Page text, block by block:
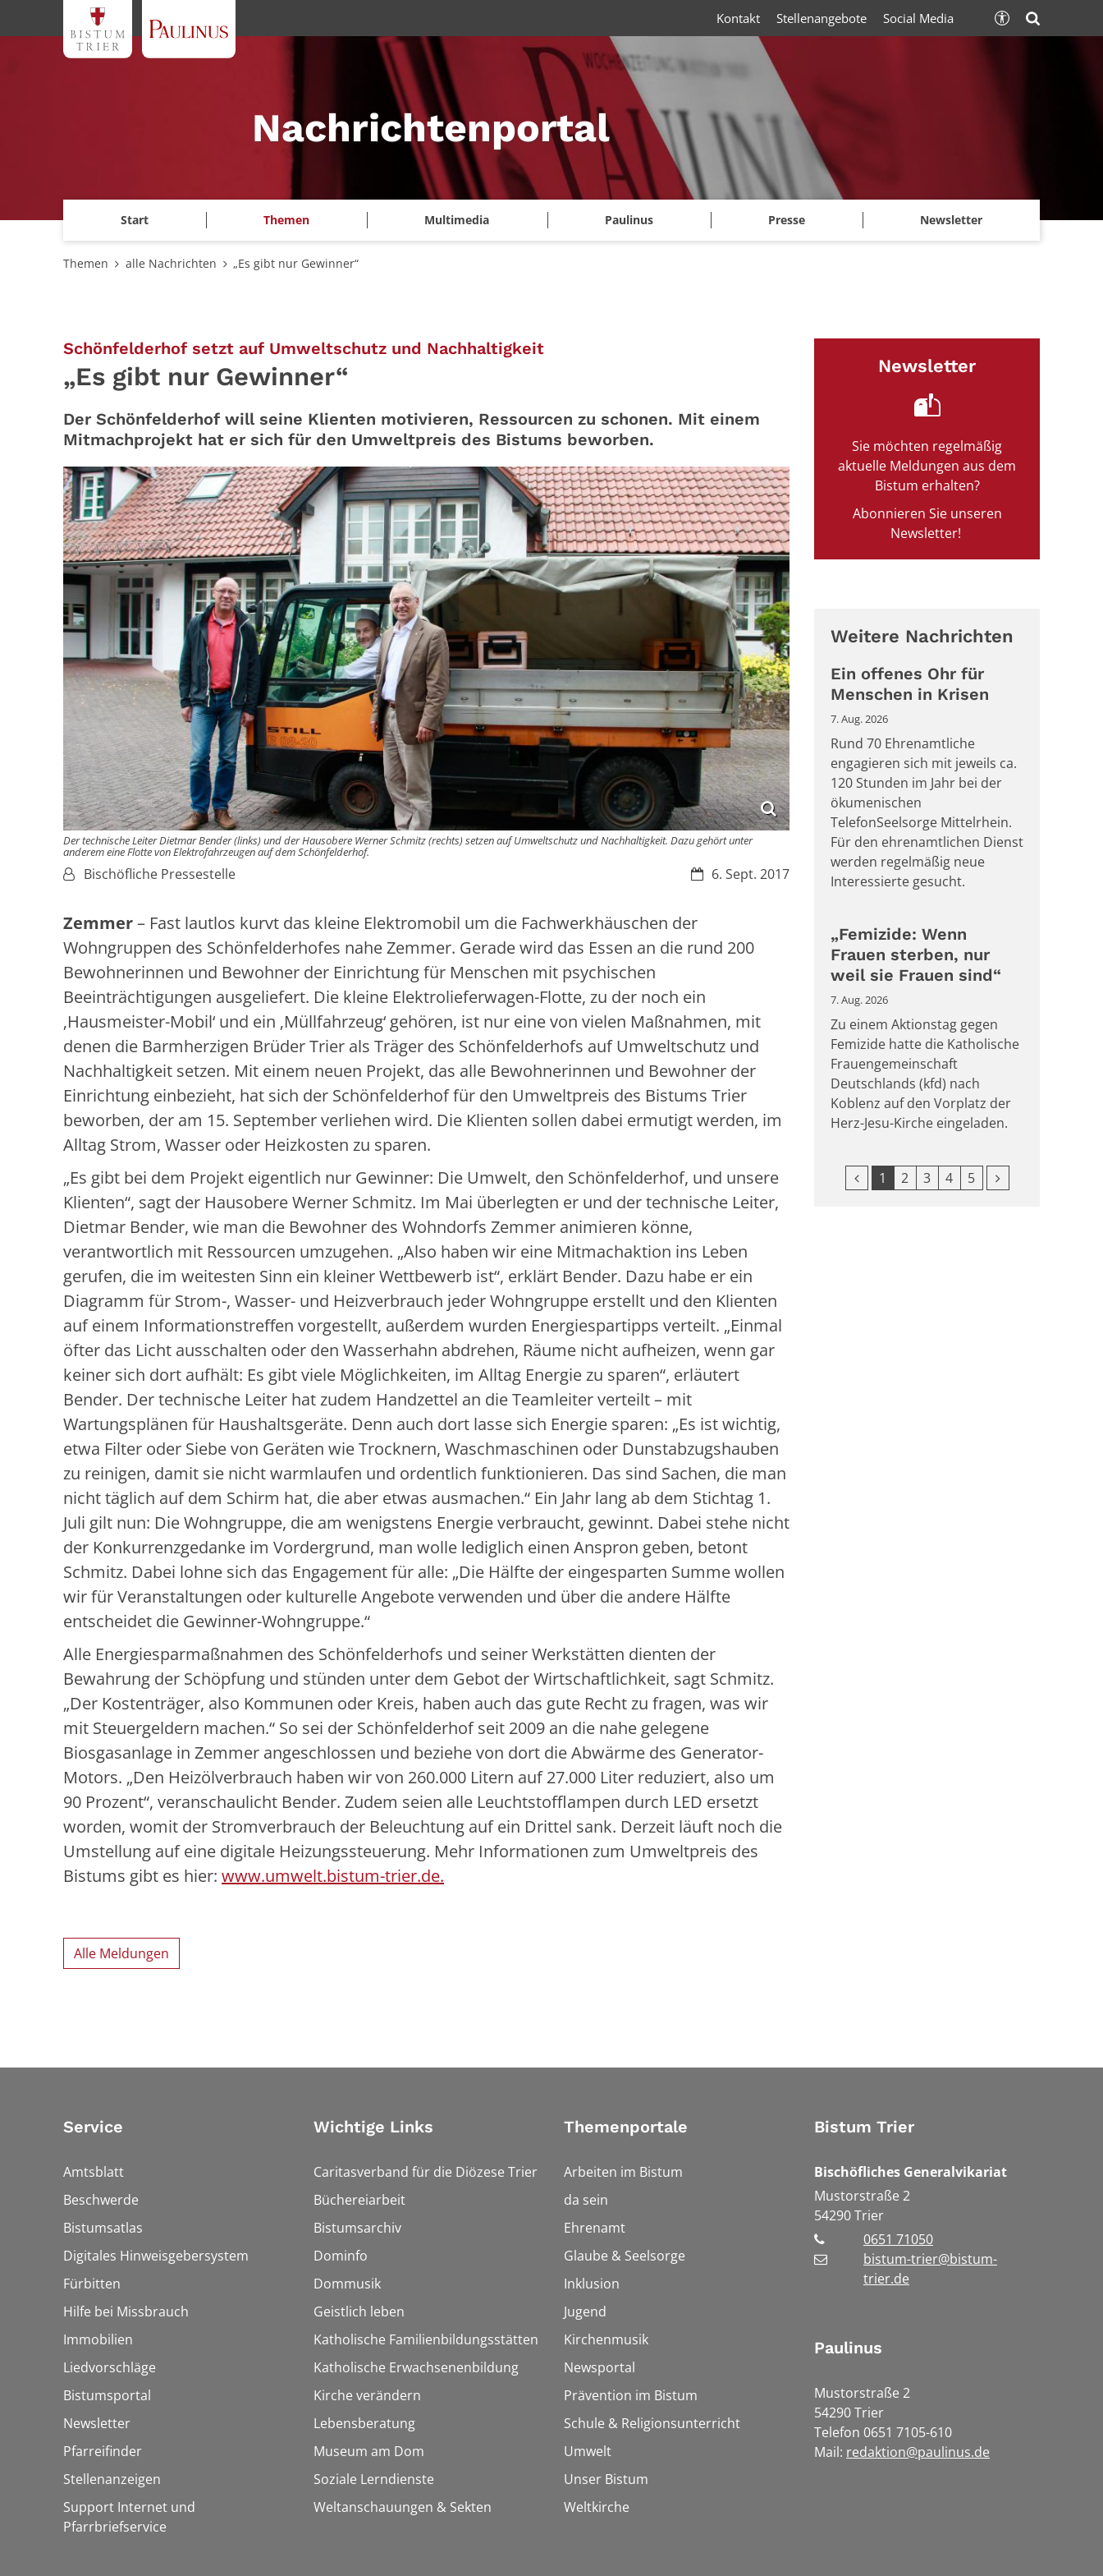
Zum Inhalt springen
Nachrichtenportal
Start Themen Multimedia Paulinus Presse Newsletter
Kontakt Stellenangebote Social Media
Themen alle Nachrichten „Es gibt nur Gewinner“
Schönfelderhof setzt auf Umweltschutz und Nachhaltigkeit:
„Es gibt nur Gewinner“
Der Schönfelderhof will seine Klienten motivieren, Ressourcen zu schonen. Mit einem
Mitmachprojekt hat er sich für den Umweltpreis des Bistums beworben.
Der technische Leiter Dietmar Bender (links) und der Hausobere Werner Schmitz (rechts) setzen auf Umweltschutz und Nachhaltigkeit. Dazu gehört unter
anderem eine Flotte von Elektrofahrzeugen auf dem Schönfelderhof.
Datum:6. Sept. 2017
Von:Bischöfliche Pressestelle
Zemmer– Fast lautlos kurvt das kleine Elektromobil um die Fachwerkhäuschen der
Wohngruppen des Schönfelderhofes nahe Zemmer. Gerade wird das Essen an die rund 200
Bewohnerinnen und Bewohner der Einrichtung für Menschen mit psychischen
Beeinträchtigungen ausgeliefert. Die kleine Elektrolieferwagen-Flotte, zu der noch ein
‚Hausmeister-Mobil‘ und ein ‚Müllfahrzeug‘ gehören, ist nur eine von vielen Maßnahmen, mit
denen die Barmherzigen Brüder Trier als Träger des Schönfelderhofs auf Umweltschutz und
Nachhaltigkeit setzen. Mit einem neuen Projekt, das alle Bewohnerinnen und Bewohner der
Einrichtung einbezieht, hat sich der Schönfelderhof für den Umweltpreis des Bistums Trier
beworben, der am 15. September verliehen wird. Die Klienten sollen dabei ermutigt werden, im
Alltag Strom, Wasser oder Heizkosten zu sparen.
„Es gibt bei dem Projekt eigentlich nur Gewinner: Die Umwelt, den Schönfelderhof, und unsere
Klienten“, sagt der Hausobere Werner Schmitz. Im Mai überlegten er und der technische Leiter,
Dietmar Bender, wie man die Bewohner des Wohndorfs Zemmer animieren könne,
verantwortlich mit Ressourcen umzugehen. „Also haben wir eine Mitmachaktion ins Leben
gerufen, die im weitesten Sinn ein kleiner Wettbewerb ist“, erklärt Bender. Dazu habe er ein
Diagramm für Strom-, Wasser- und Heizverbrauch jeder Wohngruppe erstellt und den Klienten
auf einem Informationstreffen vorgestellt, außerdem wurden Energiespartipps verteilt. „Einmal
öfter das Licht ausschalten oder den Wasserhahn abdrehen, Räume nicht aufheizen, wenn gar
keiner sich dort aufhält: Es gibt viele Möglichkeiten, im Alltag Energie zu sparen“, erläutert
Bender. Der technische Leiter hat zudem Handzettel an die Teamleiter verteilt – mit
Wartungsplänen für Haushaltsgeräte. Denn auch dort lasse sich Energie sparen: „Es ist wichtig,
etwa Filter oder Siebe von Geräten wie Trocknern, Waschmaschinen oder Dunstabzugshauben
zu reinigen, damit sie nicht warmlaufen und ordentlich funktionieren. Das sind Sachen, die man
nicht täglich auf dem Schirm hat, die aber etwas ausmachen.“ Ein Jahr lang ab dem Stichtag 1.
Juli gilt nun: Die Wohngruppe, die am wenigstens Energie verbraucht, gewinnt. Dabei stehe nicht
der Konkurrenzgedanke im Vordergrund, man wolle lediglich einen Anspron geben, betont
Schmitz. Dabei lohne sich das Engagement für alle: „Die Hälfte der eingesparten Summe wollen
wir für Veranstaltungen oder kulturelle Angebote verwenden und über die andere Hälfte
entscheidet die Gewinner-Wohngruppe.“
Alle Energiesparmaßnahmen des Schönfelderhofs und seiner Werkstätten dienten der
Bewahrung der Schöpfung und stünden unter dem Gebot der Wirtschaftlichkeit, sagt Schmitz.
„Der Kostenträger, also Kommunen oder Kreis, haben auch das gute Recht zu fragen, was wir
mit Steuergeldern machen.“ So sei der Schönfelderhof seit 2009 an die nahe gelegene
Biosgasanlage in Zemmer angeschlossen und beziehe von dort die Abwärme des Generator-
Motors. „Den Heizölverbrauch haben wir von 260.000 Litern auf 27.000 Liter reduziert, also um
90 Prozent“, veranschaulicht Bender. Zudem seien alle Leuchtstofflampen durch LED ersetzt
worden, womit der Stromverbrauch der Beleuchtung auf ein Drittel sank. Derzeit läuft noch die
Umstellung auf eine digitale Heizungssteuerung. Mehr Informationen zum Umweltpreis des
Bistums gibt es hier: www.umwelt.bistum-trier.de.
Alle Meldungen
Newsletter
Sie möchten regelmäßig
aktuelle Meldungen aus dem
Bistum erhalten?
Abonnieren Sie unseren
Newsletter!
Weitere Nachrichten
Ein offenes Ohr für
Menschen in Krisen
7. Aug. 2026
Rund 70 Ehrenamtliche
engagieren sich mit jeweils ca.
120 Stunden im Jahr bei der
ökumenischen
TelefonSeelsorge Mittelrhein.
Für den ehrenamtlichen Dienst
werden regelmäßig neue
Interessierte gesucht.
„Femizide: Wenn
Frauen sterben, nur
weil sie Frauen sind“
7. Aug. 2026
Zu einem Aktionstag gegen
Femizide hatte die Katholische
Frauengemeinschaft
Deutschlands (kfd) nach
Koblenz auf den Vorplatz der
Herz-Jesu-Kirche eingeladen.
Vorherige Seite
1 2 3 4 5 Nächste Seite
Service
Amtsblatt
Beschwerde
Bistumsatlas
Digitales Hinweisgebersystem
Fürbitten
Hilfe bei Missbrauch
Immobilien
Liedvorschläge
Bistumsportal
Newsletter
Pfarreifinder
Stellenanzeigen
Support Internet und
Pfarrbriefservice
Wichtige Links
Caritasverband für die Diözese Trier
Büchereiarbeit
Bistumsarchiv
Dominfo
Dommusik
Geistlich leben
Katholische Familienbildungsstätten
Katholische Erwachsenenbildung
Kirche verändern
Lebensberatung
Museum am Dom
Soziale Lerndienste
Weltanschauungen & Sekten
Themenportale
Arbeiten im Bistum
da sein
Ehrenamt
Glaube & Seelsorge
Inklusion
Jugend
Kirchenmusik
Newsportal
Prävention im Bistum
Schule & Religionsunterricht
Umwelt
Unser Bistum
Weltkirche
Bistum Trier
Bischöfliches Generalvikariat
Mustorstraße 2
54290Trier
0651 71050
bistum-trier@bistum-
trier.de
Paulinus
Mustorstraße 2
54290 Trier
Telefon 0651 7105-610
Mail: redaktion@paulinus.de